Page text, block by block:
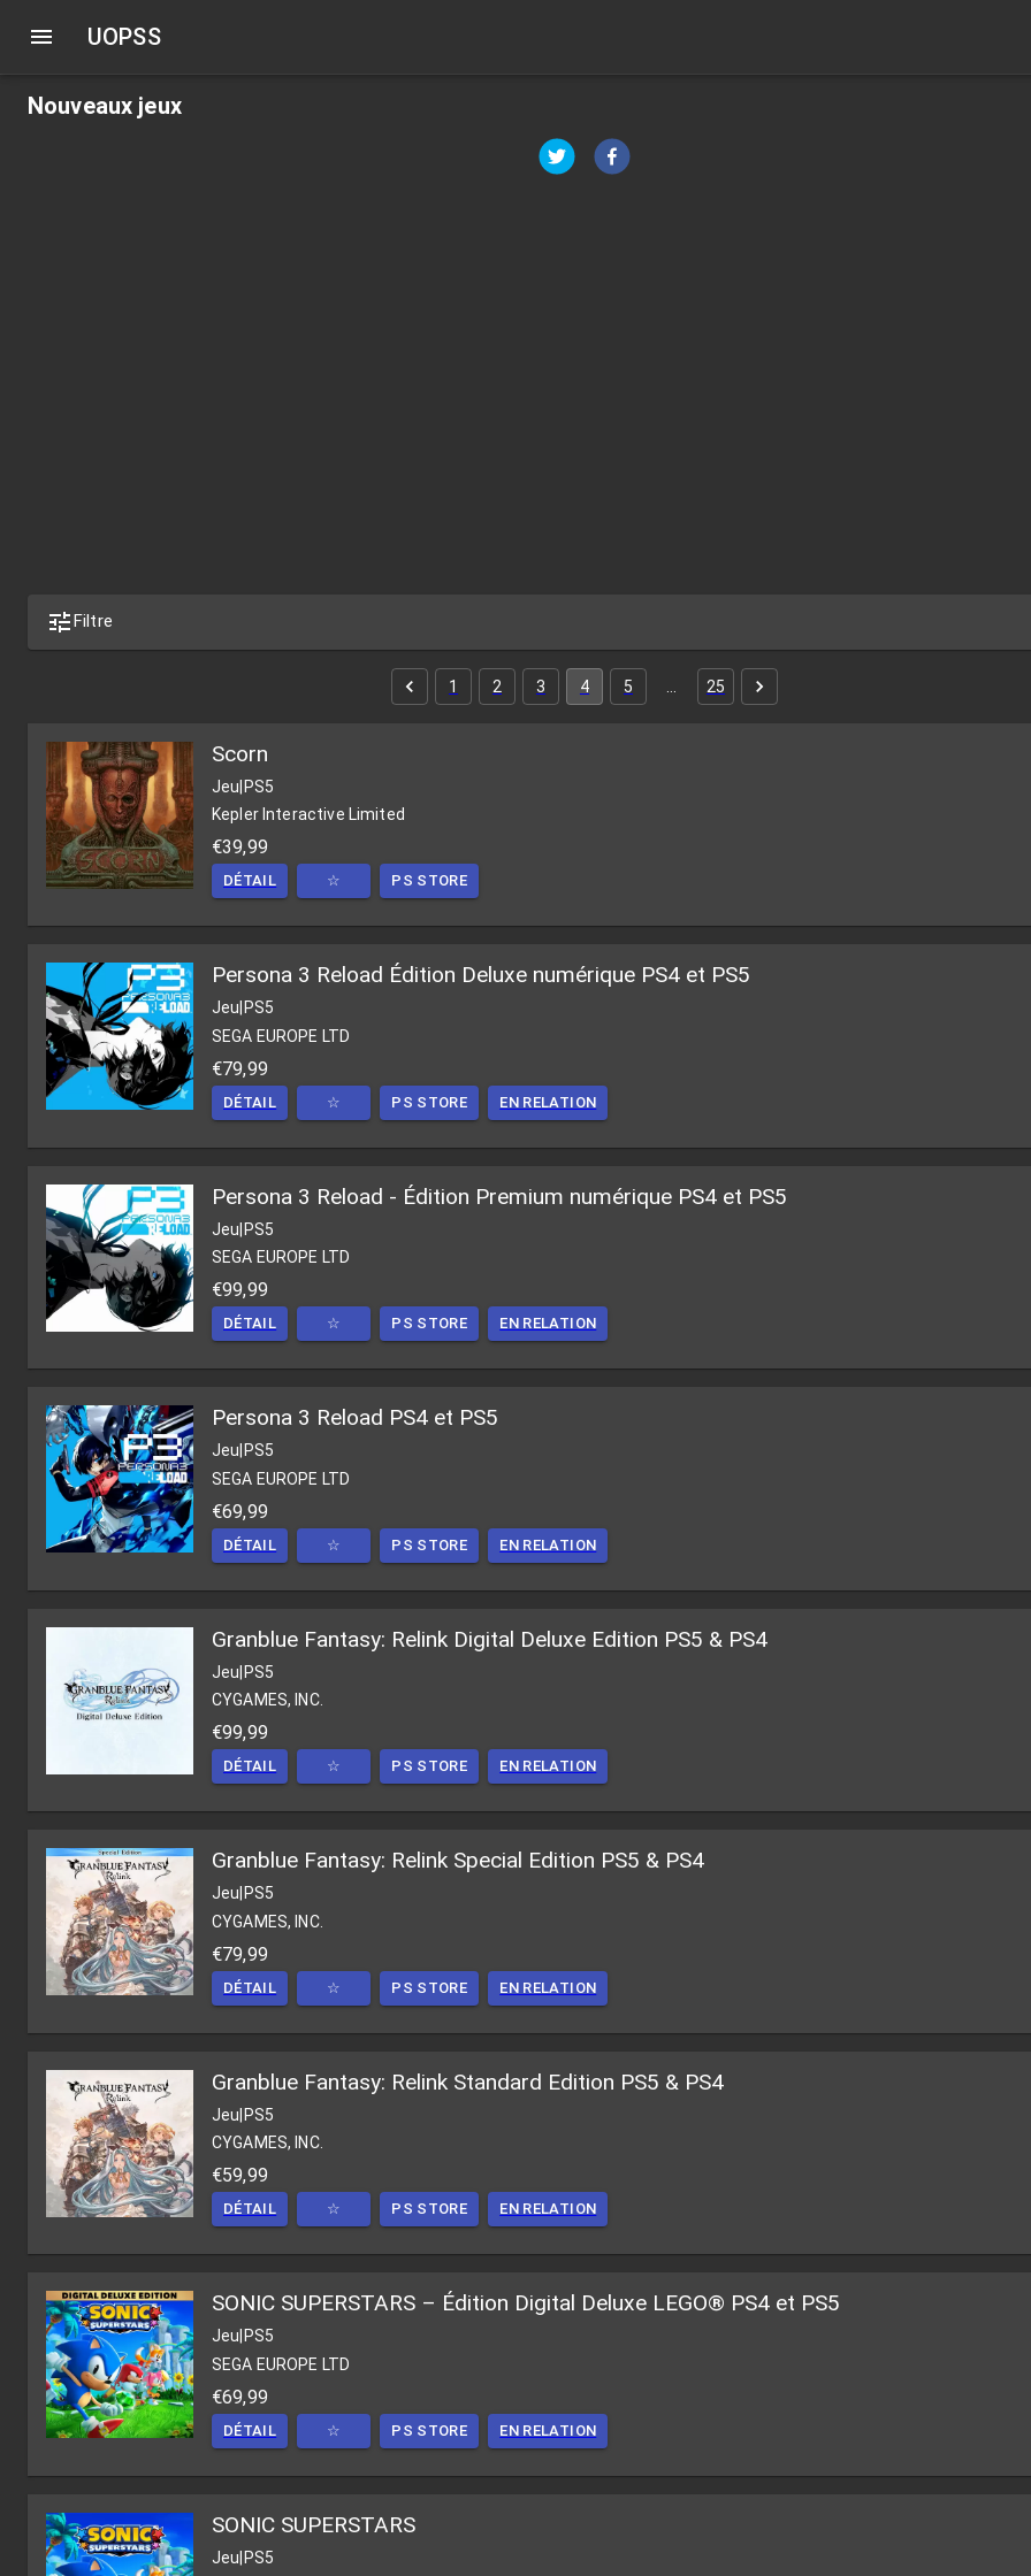
UOPSS
Nouveaux jeux
Filtre
1 2 3 4 5 25
Scorn
Jeu|PS5
Kepler Interactive Limited
€39,99
DÉTAIL ☆ PS STORE
Persona 3 Reload Édition Deluxe numérique PS4 et PS5
Jeu PS5
SEGA EUROPE LTD
€79,99
DÉTAIL ☆ PS STORE EN RELATION
Persona 3 Reload - Édition Premium numérique PS4 et PS5
Jeu|PS5
SEGA EUROPE LTD
€99,99
DÉTAIL ☆ PS STORE EN RELATION
Persona 3 Reload PS4 et PS5
Jeu PS5
SEGA EUROPE LTD
€69,99
DÉTAIL ☆ PS STORE EN RELATION
Granblue Fantasy: Relink Digital Deluxe Edition PS5 & PS4
Jeu|PS5
CYGAMES, INC.
€99,99
DÉTAIL ☆ PS STORE EN RELATION
Granblue Fantasy: Relink Special Edition PS5 & PS4
Jeu PS5
CYGAMES, INC.
€79,99
DÉTAIL ☆ PS STORE EN RELATION
Granblue Fantasy: Relink Standard Edition PS5 & PS4
Jeu|PS5
CYGAMES, INC.
€59,99
DÉTAIL ☆ PS STORE EN RELATION
SONIC SUPERSTARS – Édition Digital Deluxe LEGO® PS4 et PS5
Jeu PS5
SEGA EUROPE LTD
€69,99
DÉTAIL ☆ PS STORE EN RELATION
SONIC SUPERSTARS
Jeu|PS5